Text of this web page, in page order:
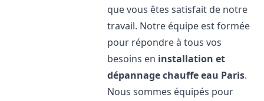
que vous êtes satisfait de notre
travail. Notre équipe est formée
pour répondre à tous vos
besoins en installation et
dépannage chauffe eau Paris.
Nous sommes équipés pour